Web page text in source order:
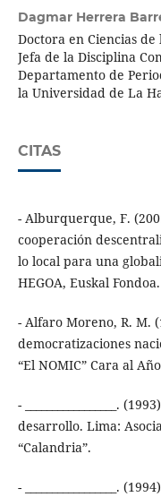
Dagmar Herrera
Doctora en Ciencias
Jefa de la Disciplina
Departamento de
la Universidad de La
CITAS
- Alburquerque, F.
cooperación
lo local para una
HEGOA, Euskal Fondoa.
- Alfaro Moreno, R. M.
democratizaciones
“El NOMIC” Cara al
- _________________.
desarrollo. Lima:
“Calandria”.
- _________________.